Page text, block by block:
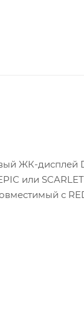
ЖК-дисплей
или
с